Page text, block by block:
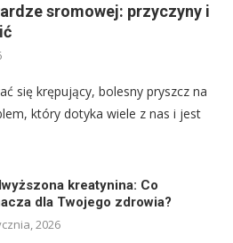
sromowej: przyczyny i
się krępujący, bolesny pryszcz na
który dotyka wiele z nas i jest
kreatynina: Co
dla Twojego zdrowia?
2026